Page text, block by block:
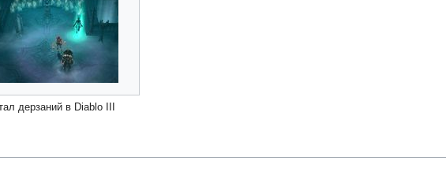
дерзаний в Diablo III